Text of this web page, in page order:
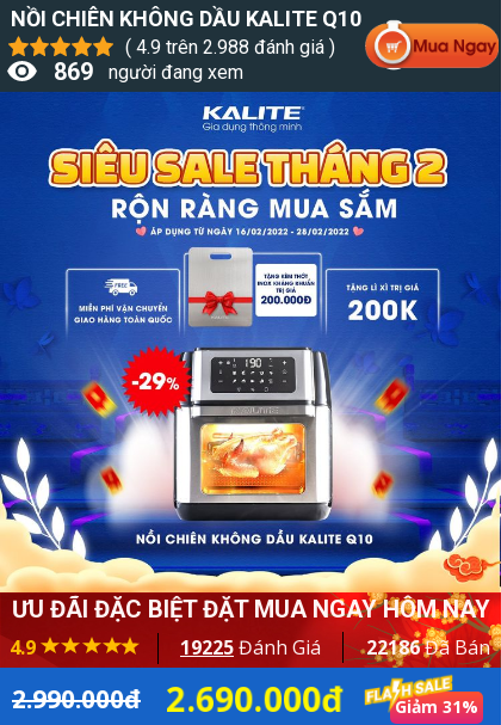
869 người đang xem
NỒI CHIÊN KHÔNG DẦU KALITE Q10
( 4.9 trên 2.988 đánh giá )
ƯU ĐÃI ĐẶC BIỆT ĐẶT MUA NGAY HÔM NAY
2.990.000đ 2.690.000đ
19225Đánh Giá 22186Đã Bán
Giảm 31%
4.9